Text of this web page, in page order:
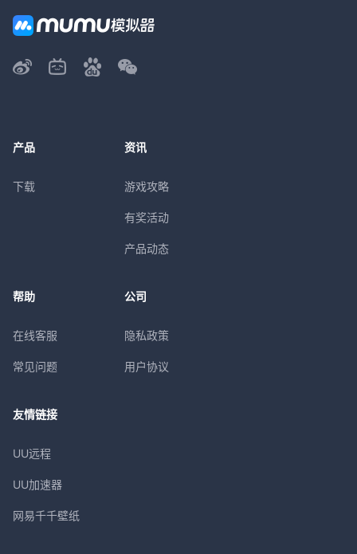
产品
下载
资讯
游戏攻略
有奖活动
产品动态
帮助
在线客服
常见问题
公司
隐私政策
用户协议
友情链接
UU远程
UU加速器
网易千千壁纸